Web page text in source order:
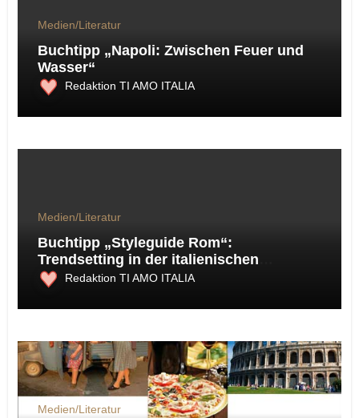
Medien/Literatur
Buchtipp „Napoli: Zwischen Feuer und
Wasser“
Redaktion TI AMO ITALIA
Medien/Literatur
Buchtipp „Styleguide Rom“:
Trendsetting in der italienischen
Metropole
Redaktion TI AMO ITALIA
Medien/Literatur